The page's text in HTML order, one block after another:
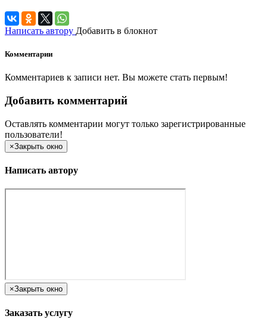
Написать автору Добавить в блокнот
Комментарии
Комментариев к записи нет. Вы можете стать первым!
Добавить комментарий
Оставлять комментарии могут только зарегистрированные
пользователи!
×Закрыть окно
Написать автору
×Закрыть окно
Заказать услугу